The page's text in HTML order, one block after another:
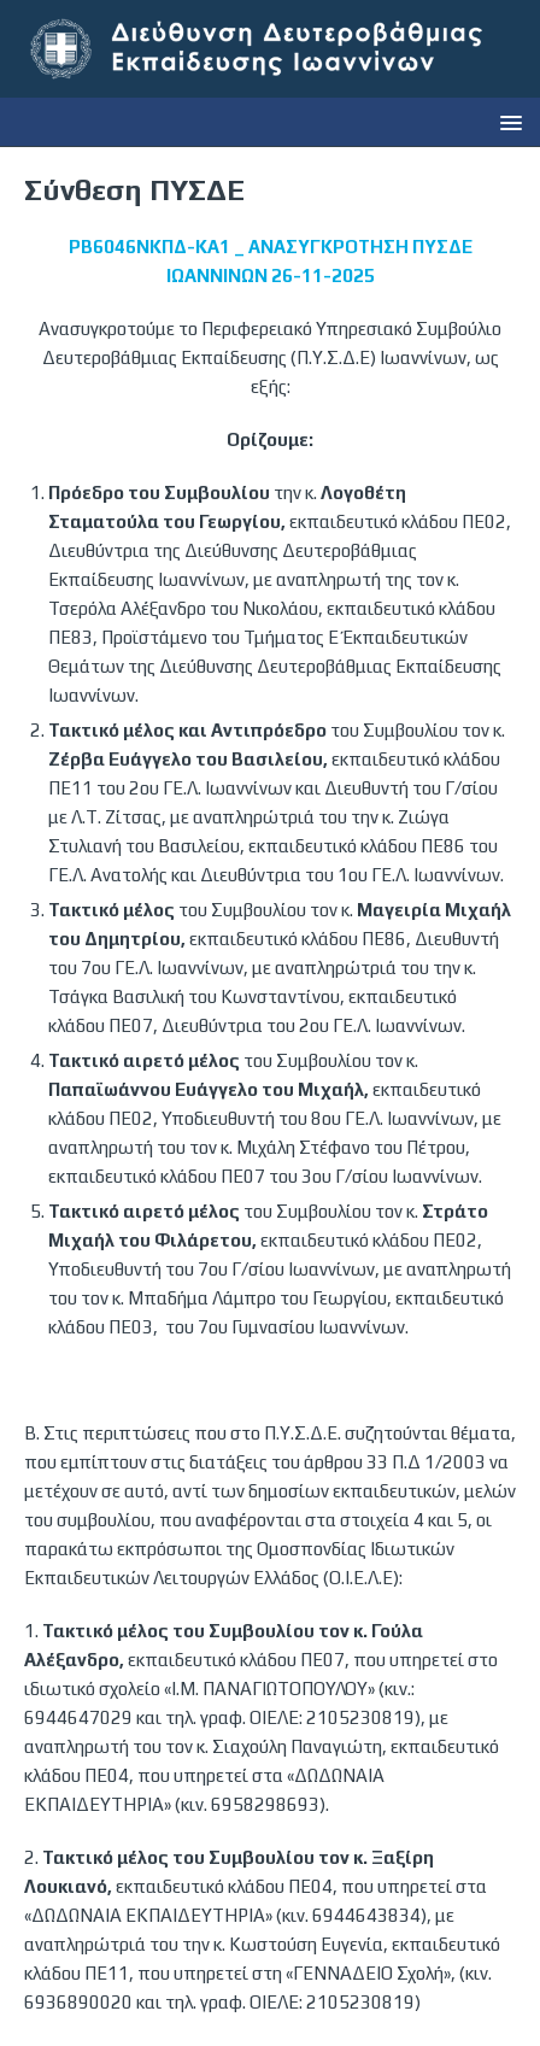
Σύνθεση ΠΥΣΔΕ
ΡΒ6046ΝΚΠΔ-ΚΑ1 _ ΑΝΑΣΥΓΚΡΟΤΗΣΗ ΠΥΣΔΕ
ΙΩΑΝΝΙΝΩΝ 26-11-2025
Ανασυγκροτούμε το Περιφερειακό Υπηρεσιακό Συμβούλιο
Δευτεροβάθμιας Εκπαίδευσης (Π.Υ.Σ.Δ.Ε) Ιωαννίνων, ως
εξής:
Ορίζουμε:
Πρόεδρο του Συμβουλίου την κ. Λογοθέτη
Σταματούλα του Γεωργίου, εκπαιδευτικό κλάδου ΠΕ02,
Διευθύντρια της Διεύθυνσης Δευτεροβάθμιας
Εκπαίδευσης Ιωαννίνων, με αναπληρωτή της τον κ.
Τσερόλα Αλέξανδρο του Νικολάου, εκπαιδευτικό κλάδου
ΠΕ83, Προϊστάμενο του Τμήματος Ε΄ Εκπαιδευτικών
Θεμάτων της Διεύθυνσης Δευτεροβάθμιας Εκπαίδευσης
Ιωαννίνων.
Τακτικό μέλος και Αντιπρόεδρο του Συμβουλίου τον κ.
Ζέρβα Ευάγγελο του Βασιλείου, εκπαιδευτικό κλάδου
ΠΕ11 του 2ου ΓΕ.Λ. Ιωαννίνων και Διευθυντή του Γ/σίου
με Λ.Τ. Ζίτσας, με αναπληρώτριά του την κ. Ζιώγα
Στυλιανή του Βασιλείου, εκπαιδευτικό κλάδου ΠΕ86 του
ΓΕ.Λ. Ανατολής και Διευθύντρια του 1ου ΓΕ.Λ. Ιωαννίνων.
Τακτικό μέλος του Συμβουλίου τον κ. Μαγειρία Μιχαήλ
του Δημητρίου, εκπαιδευτικό κλάδου ΠΕ86, Διευθυντή
του 7ου ΓΕ.Λ. Ιωαννίνων, με αναπληρώτριά του την κ.
Τσάγκα Βασιλική του Κωνσταντίνου, εκπαιδευτικό
κλάδου ΠΕ07, Διευθύντρια του 2ου ΓΕ.Λ. Ιωαννίνων.
Τακτικό αιρετό μέλος του Συμβουλίου τον κ.
Παπαϊωάννου Ευάγγελο του Μιχαήλ, εκπαιδευτικό
κλάδου ΠΕ02, Υποδιευθυντή του 8ου ΓΕ.Λ. Ιωαννίνων, με
αναπληρωτή του τον κ. Μιχάλη Στέφανο του Πέτρου,
εκπαιδευτικό κλάδου ΠΕ07 του 3ου Γ/σίου Ιωαννίνων.
Τακτικό αιρετό μέλος του Συμβουλίου τον κ. Στράτο
Μιχαήλ του Φιλάρετου, εκπαιδευτικό κλάδου ΠΕ02,
Υποδιευθυντή του 7ου Γ/σίου Ιωαννίνων, με αναπληρωτή
του τον κ. Μπαδήμα Λάμπρο του Γεωργίου, εκπαιδευτικό
κλάδου ΠΕ03, του 7ου Γυμνασίου Ιωαννίνων.
Β. Στις περιπτώσεις που στο Π.Υ.Σ.Δ.Ε. συζητούνται θέματα,
που εμπίπτουν στις διατάξεις του άρθρου 33 Π.Δ 1/2003 να
μετέχουν σε αυτό, αντί των δημοσίων εκπαιδευτικών, μελών
του συμβουλίου, που αναφέρονται στα στοιχεία 4 και 5, οι
παρακάτω εκπρόσωποι της Ομοσπονδίας Ιδιωτικών
Εκπαιδευτικών Λειτουργών Ελλάδος (Ο.Ι.Ε.Λ.Ε):
1. Τακτικό μέλος του Συμβουλίου τον κ. Γούλα
Αλέξανδρο, εκπαιδευτικό κλάδου ΠΕ07, που υπηρετεί στο
ιδιωτικό σχολείο «Ι.Μ. ΠΑΝΑΓΙΩΤΟΠΟΥΛΟΥ» (κιν.:
6944647029 και τηλ. γραφ. ΟΙΕΛΕ: 2105230819), με
αναπληρωτή του τον κ. Σιαχούλη Παναγιώτη, εκπαιδευτικό
κλάδου ΠΕ04, που υπηρετεί στα «ΔΩΔΩΝΑΙΑ
ΕΚΠΑΙΔΕΥΤΗΡΙΑ» (κιν. 6958298693).
2. Τακτικό μέλος του Συμβουλίου τον κ. Ξαξίρη
Λουκιανό, εκπαιδευτικό κλάδου ΠΕ04, που υπηρετεί στα
«ΔΩΔΩΝΑΙΑ ΕΚΠΑΙΔΕΥΤΗΡΙΑ» (κιν. 6944643834), με
αναπληρώτριά του την κ. Κωστούση Ευγενία, εκπαιδευτικό
κλάδου ΠΕ11, που υπηρετεί στη «ΓΕΝΝΑΔΕΙΟ Σχολή», (κιν.
6936890020 και τηλ. γραφ. ΟΙΕΛΕ: 2105230819)